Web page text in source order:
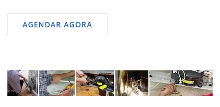
AGENDAR AGORA